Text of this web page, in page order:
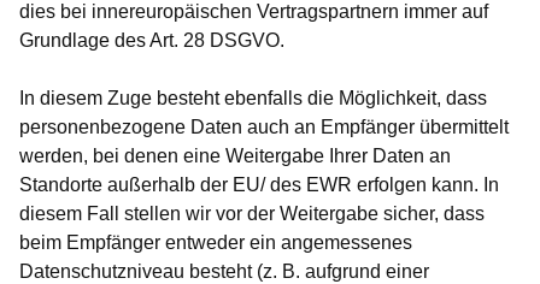
dies bei innereuropäischen Vertragspartnern immer auf
Grundlage des Art. 28 DSGVO.
In diesem Zuge besteht ebenfalls die Möglichkeit, dass
personenbezogene Daten auch an Empfänger übermittelt
werden, bei denen eine Weitergabe Ihrer Daten an
Standorte außerhalb der EU/ des EWR erfolgen kann. In
diesem Fall stellen wir vor der Weitergabe sicher, dass
beim Empfänger entweder ein angemessenes
Datenschutzniveau besteht (z. B. aufgrund einer